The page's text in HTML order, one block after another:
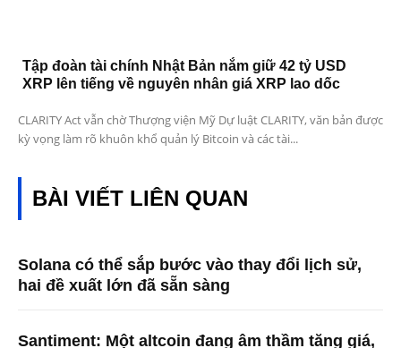
Tập đoàn tài chính Nhật Bản nắm giữ 42 tỷ USD
XRP lên tiếng về nguyên nhân giá XRP lao dốc
CLARITY Act vẫn chờ Thượng viện Mỹ Dự luật CLARITY, văn bản được
kỳ vọng làm rõ khuôn khổ quản lý Bitcoin và các tài...
BÀI VIẾT LIÊN QUAN
Solana có thể sắp bước vào thay đổi lịch sử,
hai đề xuất lớn đã sẵn sàng
Santiment: Một altcoin đang âm thầm tăng giá,